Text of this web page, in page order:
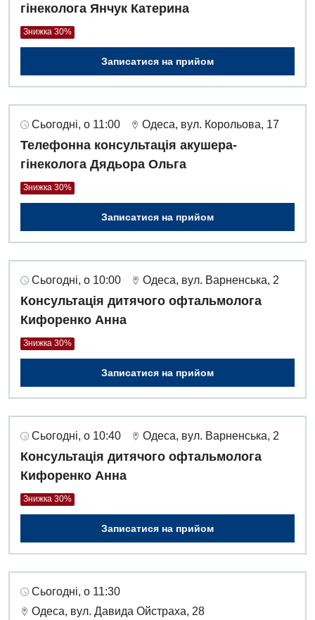
гінеколога Янчук Катерина
Знижка 30%
Записатися на прийом
Сьогодні, о 11:00 Одеса, вул. Корольова, 17
Телефонна консультація акушера-
гінеколога Дядьора Ольга
Знижка 30%
Записатися на прийом
Сьогодні, о 10:00 Одеса, вул. Варненська, 2
Консультація дитячого офтальмолога
Кифоренко Анна
Знижка 30%
Записатися на прийом
Сьогодні, о 10:40 Одеса, вул. Варненська, 2
Консультація дитячого офтальмолога
Кифоренко Анна
Знижка 30%
Записатися на прийом
Сьогодні, о 11:30
Одеса, вул. Давида Ойстраха, 28